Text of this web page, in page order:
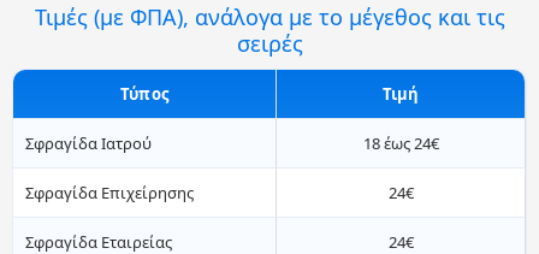
Τιμές (με ΦΠΑ), ανάλογα με το μέγεθος και τις
σειρές
Τύπος Τιμή
Σφραγίδα Ιατρού 18 έως 24€
Σφραγίδα Επιχείρησης 24€
Σφραγίδα Εταιρείας 24€